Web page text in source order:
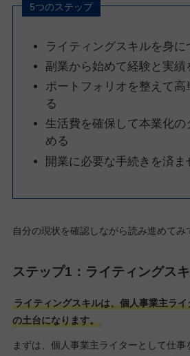
5つのステップ
ライティングスキルを身に
副業から始めて経験と実績
ポートフォリオを整えて高
る
生活費を確保して本業化の
める
開業に必要な手続きを済ま
自分の現状を確認しながら読み進めてみ
ステップ1：ライティングス
ライティングスキルは、個人事業主ラ
の土台になります。
まずは、個人事業主ライターとして仕